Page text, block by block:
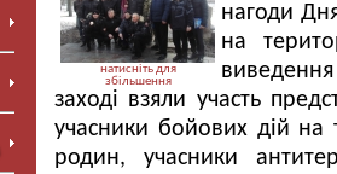
натисніть для
збільшення
нагоди
на
заході взяли участь
учасники бойових дій на
родин, учасники